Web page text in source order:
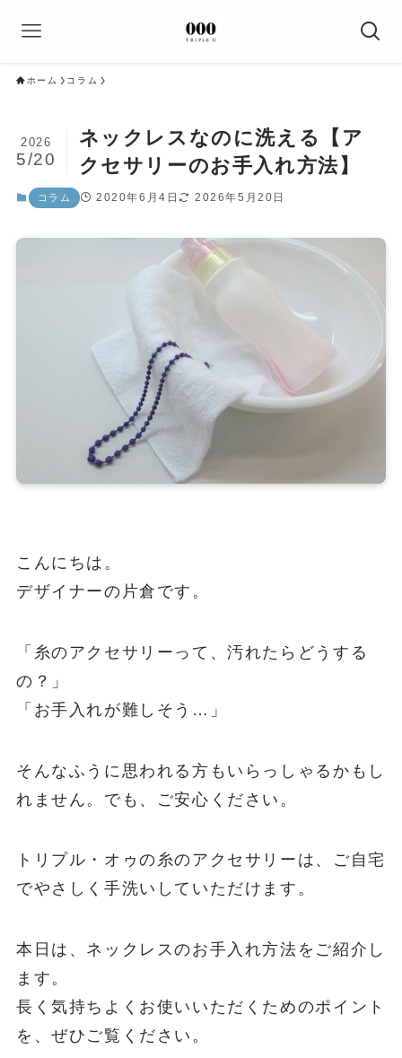
ホーム コラム
ネックレスなのに洗える【ア
クセサリーのお手入れ方法】
2026
5/20
コラム 2020年6月4日 2026年5月20日
こんにちは。
デザイナーの片倉です。
「糸のアクセサリーって、汚れたらどうする
の？」
「お手入れが難しそう…」
そんなふうに思われる方もいらっしゃるかもし
れません。でも、ご安心ください。
トリプル・オゥの糸のアクセサリーは、ご自宅
でやさしく手洗いしていただけます。
本日は、ネックレスのお手入れ方法をご紹介し
ます。
長く気持ちよくお使いいただくためのポイント
を、ぜひご覧ください。